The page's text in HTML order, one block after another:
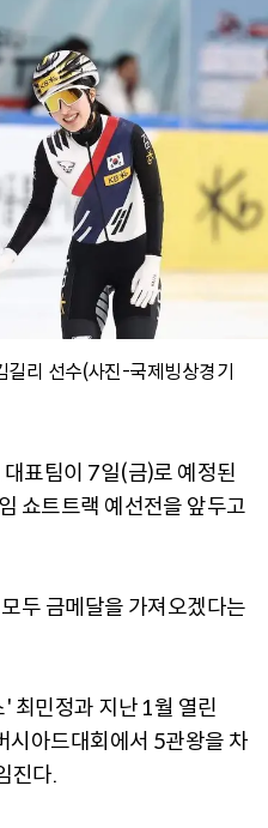
리 선수(사진-국제빙상경기
표팀이 7일(금)로 예정된
쇼트트랙 예선전을 앞두고
두 금메달을 가져오겠다는
최민정과 지난 1월 열린
아드대회에서 5관왕을 차
진다.